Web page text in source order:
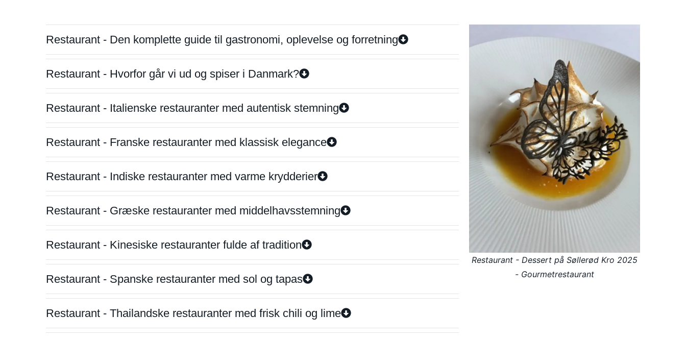
Restaurant - Den komplette guide til gastronomi, oplevelse og forretning
Restaurant - Hvorfor går vi ud og spiser i Danmark?
Restaurant - Italienske restauranter med autentisk stemning
Restaurant - Franske restauranter med klassisk elegance
Restaurant - Indiske restauranter med varme krydderier
Restaurant - Græske restauranter med middelhavsstemning
Restaurant - Kinesiske restauranter fulde af tradition
Restaurant - Spanske restauranter med sol og tapas
Restaurant - Thailandske restauranter med frisk chili og lime
Restaurant - Dessert på Søllerød Kro 2025
- Gourmetrestaurant